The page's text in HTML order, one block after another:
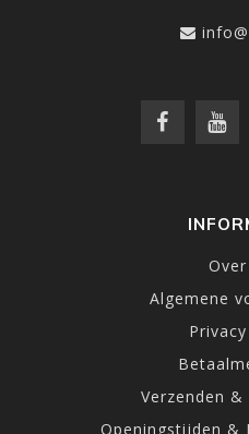
Algemene
Verzenden
Openingstijden &